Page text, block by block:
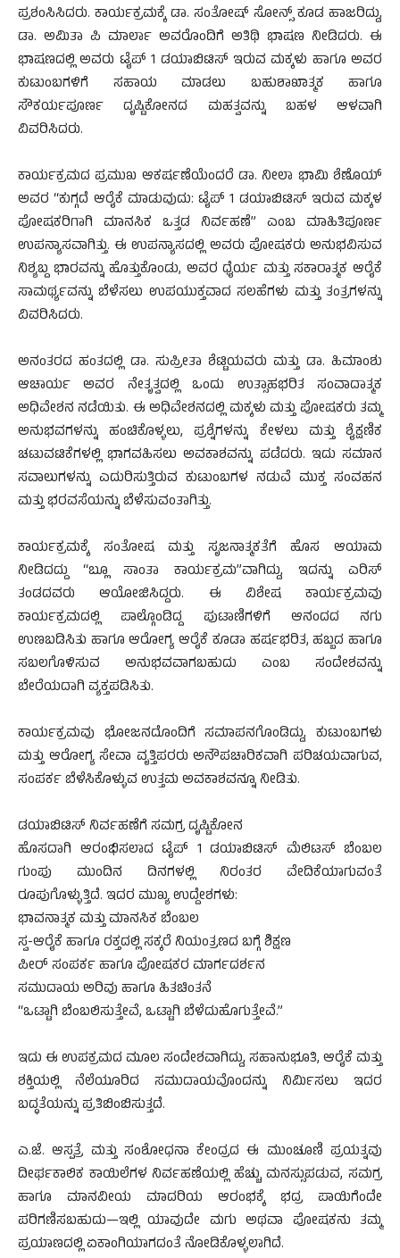
ಪ್ರಶಂಸಿಸಿದರು. ಕಾರ್ಯಕ್ರಮಕ್ಕೆ ಡಾ. ಸಂತೋಷ್ ಸೋನ್ಸ್ ಕೂಡ ಹಾಜರಿದ್ದು,
ಡಾ. ಅಮಿತಾ ಪಿ ಮಾರ್ಲಾ ಅವರೊಂದಿಗೆ ಅತಿಥಿ ಭಾಷಣ ನೀಡಿದರು. ಈ
ಭಾಷಣದಲ್ಲಿ ಅವರು ಟೈಪ್ 1 ಡಯಾಬಿಟಿಸ್ ಇರುವ ಮಕ್ಕಳು ಹಾಗೂ ಅವರ
ಕುಟುಂಬಗಳಿಗೆ ಸಹಾಯ ಮಾಡಲು ಬಹುಶಾಖಾತ್ಮಕ ಹಾಗೂ
ಸೌಕರ್ಯಪೂರ್ಣ ದೃಷ್ಟಿಕೋನದ ಮಹತ್ವವನ್ನು ಬಹಳ ಆಳವಾಗಿ
ವಿವರಿಸಿದರು.
ಕಾರ್ಯಕ್ರಮದ ಪ್ರಮುಖ ಆಕರ್ಷಣೆಯೆಂದರೆ ಡಾ. ನೀಲಾ ಭಾಮಿ ಶೆಣೊಯ್
ಅವರ “ಕುಗ್ಗದೆ ಆರೈಕೆ ಮಾಡುವುದು: ಟೈಪ್ 1 ಡಯಾಬಿಟಿಸ್ ಇರುವ ಮಕ್ಕಳ
ಪೋಷಕರಿಗಾಗಿ ಮಾನಸಿಕ ಒತ್ತಡ ನಿರ್ವಹಣೆ” ಎಂಬ ಮಾಹಿತಿಪೂರ್ಣ
ಉಪನ್ಯಾಸವಾಗಿತ್ತು. ಈ ಉಪನ್ಯಾಸದಲ್ಲಿ ಅವರು ಪೋಷಕರು ಅನುಭವಿಸುವ
ನಿಶ್ಯಬ್ದ ಭಾರವನ್ನು ಹೊತ್ತುಕೊಂಡು, ಅವರ ಧೈರ್ಯ ಮತ್ತು ಸಕಾರಾತ್ಮಕ ಆರೈಕೆ
ಸಾಮರ್ಥ್ಯವನ್ನು ಬೆಳೆಸಲು ಉಪಯುಕ್ತವಾದ ಸಲಹೆಗಳು ಮತ್ತು ತಂತ್ರಗಳನ್ನು
ವಿವರಿಸಿದರು.
ಅನಂತರದ ಹಂತದಲ್ಲಿ ಡಾ. ಸುಪ್ರೀತಾ ಶೆಟ್ಟಿಯವರು ಮತ್ತು ಡಾ. ಹಿಮಾಂಶು
ಆಚಾರ್ಯ ಅವರ ನೇತೃತ್ವದಲ್ಲಿ ಒಂದು ಉತ್ಸಾಹಭರಿತ ಸಂವಾದಾತ್ಮಕ
ಅಧಿವೇಶನ ನಡೆಯಿತು. ಈ ಅಧಿವೇಶನದಲ್ಲಿ ಮಕ್ಕಳು ಮತ್ತು ಪೋಷಕರು ತಮ್ಮ
ಅನುಭವಗಳನ್ನು ಹಂಚಿಕೊಳ್ಳಲು, ಪ್ರಶ್ನೆಗಳನ್ನು ಕೇಳಲು ಮತ್ತು ಶೈಕ್ಷಣಿಕ
ಚಟುವಟಿಕೆಗಳಲ್ಲಿ ಭಾಗವಹಿಸಲು ಅವಕಾಶವನ್ನು ಪಡೆದರು. ಇದು ಸಮಾನ
ಸವಾಲುಗಳನ್ನು ಎದುರಿಸುತ್ತಿರುವ ಕುಟುಂಬಗಳ ನಡುವೆ ಮುಕ್ತ ಸಂವಹನ
ಮತ್ತು ಭರವಸೆಯನ್ನು ಬೆಳೆಸುವಂತಾಗಿತ್ತು.
ಕಾರ್ಯಕ್ರಮಕ್ಕೆ ಸಂತೋಷ ಮತ್ತು ಸೃಜನಾತ್ಮಕತೆಗೆ ಹೊಸ ಆಯಾಮ
ನೀಡಿದದ್ದು “ಬ್ಲೂ ಸಾಂತಾ ಕಾರ್ಯಕ್ರಮ”ವಾಗಿದ್ದು, ಇದನ್ನು ಎರಿಸ್
ತಂಡದವರು ಆಯೋಜಿಸಿದ್ದರು. ಈ ವಿಶೇಷ ಕಾರ್ಯಕ್ರಮವು
ಕಾರ್ಯಕ್ರಮದಲ್ಲಿ ಪಾಲ್ಗೊಂಡಿದ್ದ ಪುಟಾಣಿಗಳಿಗೆ ಆನಂದದ ನಗು
ಉಣಬಡಿಸಿತು ಹಾಗೂ ಆರೋಗ್ಯ ಆರೈಕೆ ಕೂಡಾ ಹರ್ಷಭರಿತ, ಹಬ್ಬದ ಹಾಗೂ
ಸಬಲಗೊಳಿಸುವ ಅನುಭವವಾಗಬಹುದು ಎಂಬ ಸಂದೇಶವನ್ನು
ಬೇರೆಯದಾಗಿ ವ್ಯಕ್ತಪಡಿಸಿತು.
ಕಾರ್ಯಕ್ರಮವು ಭೋಜನದೊಂದಿಗೆ ಸಮಾಪನಗೊಂಡಿದ್ದು, ಕುಟುಂಬಗಳು
ಮತ್ತು ಆರೋಗ್ಯ ಸೇವಾ ವೃತ್ತಿಪರರು ಅನೌಪಚಾರಿಕವಾಗಿ ಪರಿಚಯವಾಗುವ,
ಸಂಪರ್ಕ ಬೆಳೆಸಿಕೊಳ್ಳುವ ಉತ್ತಮ ಅವಕಾಶವನ್ನೂ ನೀಡಿತು.
ಡಯಾಬಿಟಿಸ್ ನಿರ್ವಹಣೆಗೆ ಸಮಗ್ರ ದೃಷ್ಟಿಕೋನ
ಹೊಸದಾಗಿ ಆರಂಭಿಸಲಾದ ಟೈಪ್ 1 ಡಯಾಬಿಟಿಸ್ ಮೆಲಿಟಸ್ ಬೆಂಬಲ
ಗುಂಪು ಮುಂದಿನ ದಿನಗಳಲ್ಲಿ ನಿರಂತರ ವೇದಿಕೆಯಾಗುವಂತೆ
ರೂಪುಗೊಳ್ಳುತ್ತಿದೆ. ಇದರ ಮುಖ್ಯ ಉದ್ದೇಶಗಳು:
ಭಾವನಾತ್ಮಕ ಮತ್ತು ಮಾನಸಿಕ ಬೆಂಬಲ
ಸ್ವ-ಆರೈಕೆ ಹಾಗೂ ರಕ್ತದಲ್ಲಿ ಸಕ್ಕರೆ ನಿಯಂತ್ರಣದ ಬಗ್ಗೆ ಶಿಕ್ಷಣ
ಪೀರ್‌ ಸಂಪರ್ಕ ಹಾಗೂ ಪೋಷಕರ ಮಾರ್ಗದರ್ಶನ
ಸಮುದಾಯ ಅರಿವು ಹಾಗೂ ಹಿತಚಿಂತನೆ
“ಒಟ್ಟಾಗಿ ಬೆಂಬಲಿಸುತ್ತೇವೆ, ಒಟ್ಟಾಗಿ ಬೆಳೆದುಹೊಗುತ್ತೇವೆ.”
ಇದು ಈ ಉಪಕ್ರಮದ ಮೂಲ ಸಂದೇಶವಾಗಿದ್ದು, ಸಹಾನುಭೂತಿ, ಆರೈಕೆ ಮತ್ತು
ಶಕ್ತಿಯಲ್ಲಿ ನೆಲೆಯೂರಿದ ಸಮುದಾಯವೊಂದನ್ನು ನಿರ್ಮಿಸಲು ಇದರ
ಬದ್ಧತೆಯನ್ನು ಪ್ರತಿಬಿಂಬಿಸುತ್ತದೆ.
ಎ.ಜೆ. ಆಸ್ಪತ್ರೆ ಮತ್ತು ಸಂಶೋಧನಾ ಕೇಂದ್ರದ ಈ ಮುಂಚೂಣಿ ಪ್ರಯತ್ನವು
ದೀರ್ಘಕಾಲಿಕ ಕಾಯಿಲೆಗಳ ನಿರ್ವಹಣೆಯಲ್ಲಿ ಹೆಚ್ಚು ಮನಸ್ಸುಪಡುವ, ಸಮಗ್ರ
ಹಾಗೂ ಮಾನವೀಯ ಮಾದರಿಯ ಆರಂಭಕ್ಕೆ ಭದ್ರ ಪಾಯಿಗೆಂದೇ
ಪರಿಗಣಿಸಬಹುದು—ಇಲ್ಲಿ ಯಾವುದೇ ಮಗು ಅಥವಾ ಪೋಷಕನು ತಮ್ಮ
ಪ್ರಯಾಣದಲ್ಲಿ ಏಕಾಂಗಿಯಾಗದಂತೆ ನೋಡಿಕೊಳ್ಳಲಾಗಿದೆ.